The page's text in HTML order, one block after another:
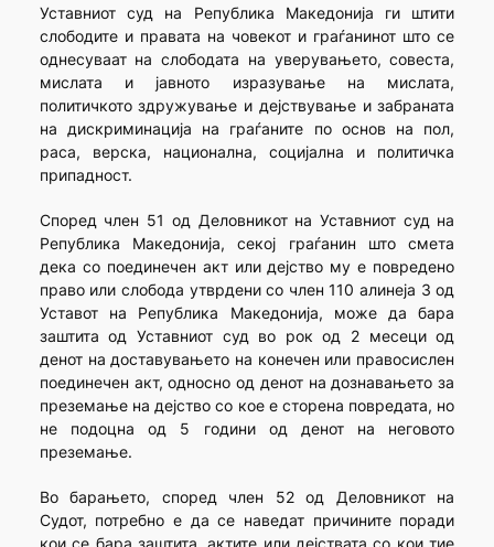
Уставниот суд на Република Македонија ги штити
слободите и правата на човекот и граѓанинот што се
однесуваат на слободата на уверувањето, совеста,
мислата и јавното изразување на мислата,
политичкото здружување и дејствување и забраната
на дискриминација на граѓаните по основ на пол,
раса, верска, национална, социјална и политичка
припадност.
Според член 51 од Деловникот на Уставниот суд на
Република Македонија, секој граѓанин што смета
дека со поединечен акт или дејство му е повредено
право или слобода утврдени со член 110 алинеја 3 од
Уставот на Република Македонија, може да бара
заштита од Уставниот суд во рок од 2 месеци од
денот на доставувањето на конечен или правосислен
поединечен акт, односно од денот на дознавањето за
преземање на дејство со кое е сторена повредата, но
не подоцна од 5 години од денот на неговото
преземање.
Во барањето, според член 52 од Деловникот на
Судот, потребно е да се наведат причините поради